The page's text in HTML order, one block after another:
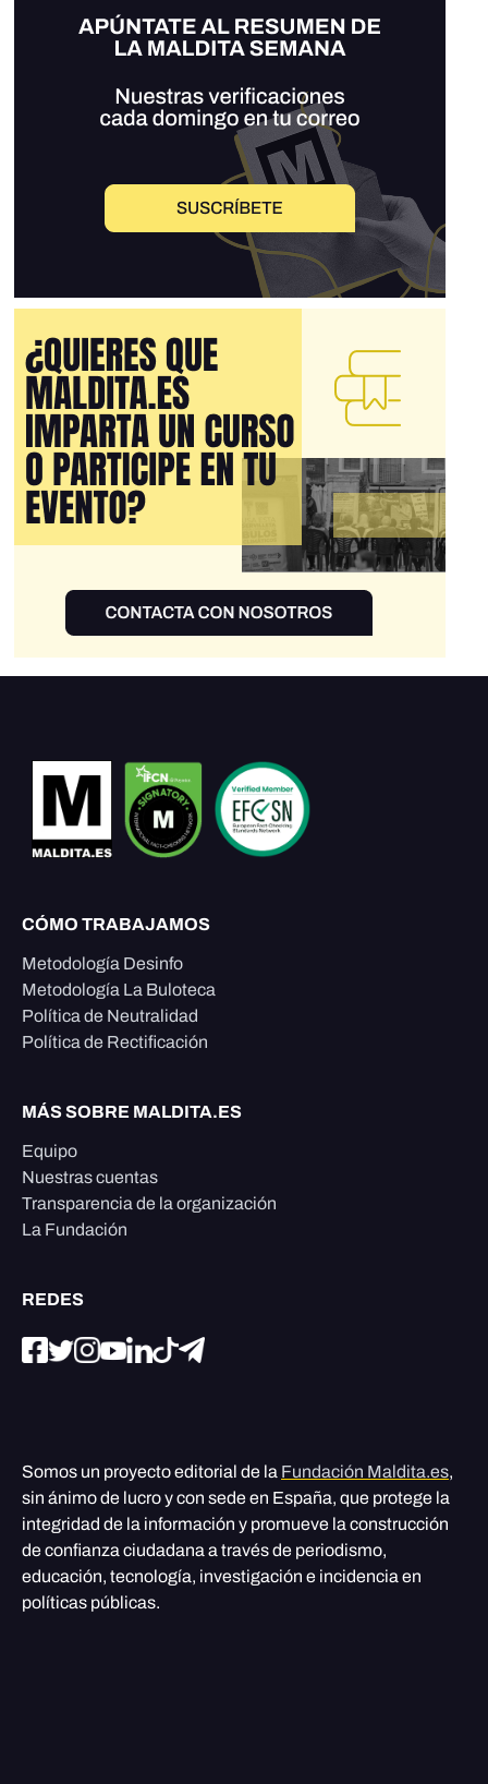
CÓMO TRABAJAMOS
Metodología Desinfo
Metodología La Buloteca
Política de Neutralidad
Política de Rectificación
MÁS SOBRE MALDITA.ES
Equipo
Nuestras cuentas
Transparencia de la organización
La Fundación
REDES
Somos un proyecto editorial de la Fundación Maldita.es,
sin ánimo de lucro y con sede en España, que protege la
integridad de la información y promueve la construcción
de confianza ciudadana a través de periodismo,
educación, tecnología, investigación e incidencia en
políticas públicas.